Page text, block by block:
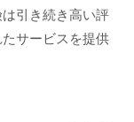
引き続き高い評
サービスを提供